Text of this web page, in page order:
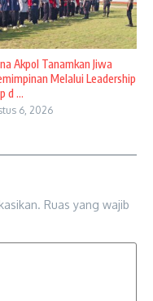
Akpol Tanamkan Jiwa
Melalui Leadership
d ...
6, 2026
Ruas yang wajib